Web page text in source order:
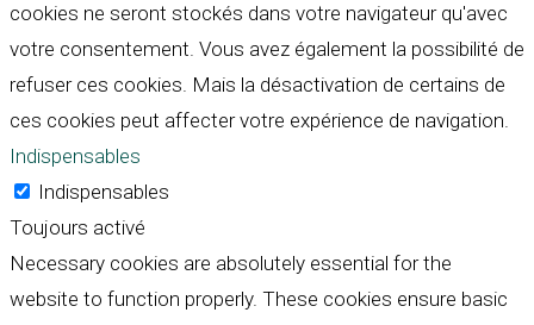
cookies ne seront stockés dans votre navigateur qu'avec
votre consentement. Vous avez également la possibilité de
refuser ces cookies. Mais la désactivation de certains de
ces cookies peut affecter votre expérience de navigation.
Indispensables
Indispensables
Toujours activé
Necessary cookies are absolutely essential for the
website to function properly. These cookies ensure basic